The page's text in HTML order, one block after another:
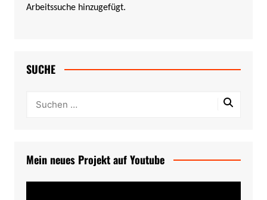
Arbeitssuche hinzugefügt.
SUCHE
Mein neues Projekt auf Youtube